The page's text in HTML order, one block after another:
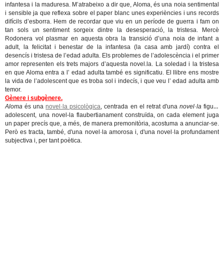
infantesa i la maduresa. M’atrabeixo a dir que, Aloma, és una noia sentimental
i sensible ja que reflexa sobre el paper blanc unes experiències i uns records
difícils d’esborra. Hem de recordar que viu en un període de guerra i fam on
tan sols un sentiment sorgeix dintre la desesperació, la tristesa. Mercè
Rodonera vol plasmar en aquesta obra la transició d’una noia de infant a
adult, la felicitat i benestar de la infantesa (la casa amb jardí) contra el
desencís i tristesa de l’edad adulta. Els problemes de l’adolescència i el primer
amor representen els trets majors d’aquesta novel.la. La soledad i la tristesa
en que Aloma entra a l’ edad adulta també es significatiu. El llibre ens mostre
la vida de l’adolescent que es troba sol i indecís, i que veu l’ edad adulta amb
temor.
Gènere i subgènere.
Alomaés unanovel·la psicològica, centrada en el retrat d'una novel·lafigura
adolescent, una novel-la flaubertianament construïda, on cada element juga
un paper precís que, a més, de manera premonitòria, acostuma a anunciar-se.
Però es tracta, també, d'una novel·la amorosa i, d'una novel·la profundament
subjectiva i, per tant poètica.